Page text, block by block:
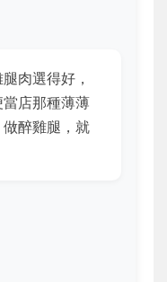
肉選得好，
當店那種薄薄
醉雞腿，就